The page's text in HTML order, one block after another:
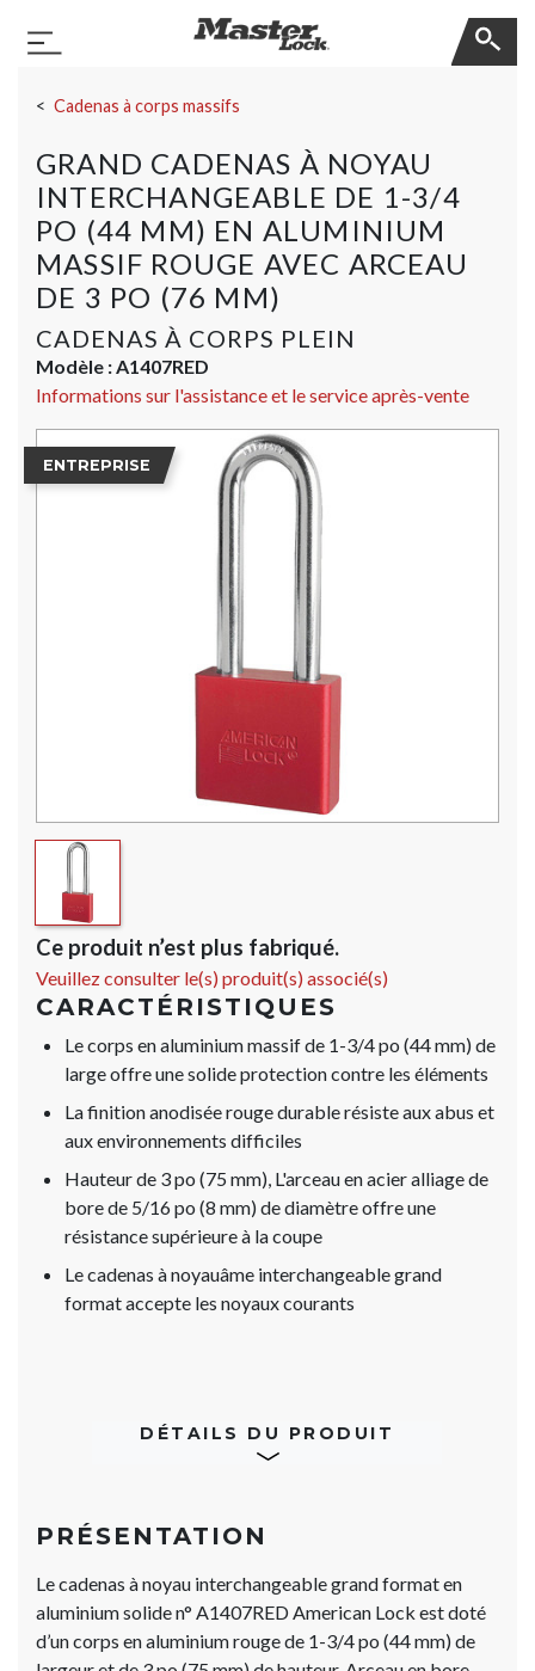
Basculer la navigation
Cadenas à corps massifs
GRAND CADENAS À NOYAU
INTERCHANGEABLE DE 1-3/4
PO (44 MM) EN ALUMINIUM
MASSIF ROUGE AVEC ARCEAU
DE 3 PO (76 MM)
CADENAS À CORPS PLEIN
Modèle :A1407RED
Informations sur l'assistance et le service après-vente
ENTREPRISE
Ce produit n’est plus fabriqué.
Veuillez consulter le(s) produit(s) associé(s)
CARACTÉRISTIQUES
Le corps en aluminium massif de 1-3/4 po (44 mm) de
large offre une solide protection contre les éléments
La finition anodisée rouge durable résiste aux abus et
aux environnements difficiles
Hauteur de 3 po (75 mm), L'arceau en acier alliage de
bore de 5/16 po (8 mm) de diamètre offre une
résistance supérieure à la coupe
Le cadenas à noyauâme interchangeable grand
format accepte les noyaux courants
DÉTAILS DU PRODUIT
PRÉSENTATION
Le cadenas à noyau interchangeable grand format en
aluminium solide n° A1407RED American Lock est doté
d’un corps en aluminium rouge de 1-3/4 po (44 mm) de